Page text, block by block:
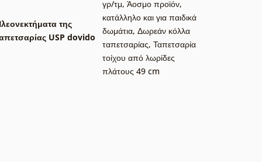
της
USP dovido
γρ/τμ, Άοσμο προϊόν,
κατάλληλο και για παιδικά
δωμάτια, Δωρεάν κόλλα
ταπετσαρίας, Ταπετσαρία
τοίχου από λωρίδες
πλάτους 49 cm